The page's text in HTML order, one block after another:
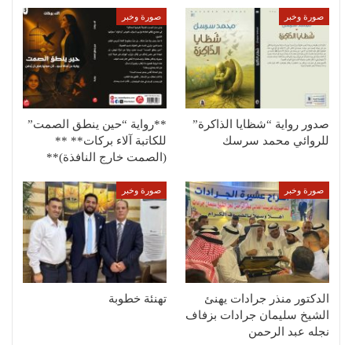
صورة وخبر
صدور رواية “شظايا الذاكرة”
للروائي محمد سرسك
صورة وخبر
**رواية “حين ينطق الصمت”
للكاتبة آلاء بركات** **
(الصمت خارج النافذة)**
صورة وخبر
الدكتور منذر جرادات يهنئ
الشيخ سليمان جرادات بزفاف
نجله عبد الرحمن
صورة وخبر
تهنئة خطوبة